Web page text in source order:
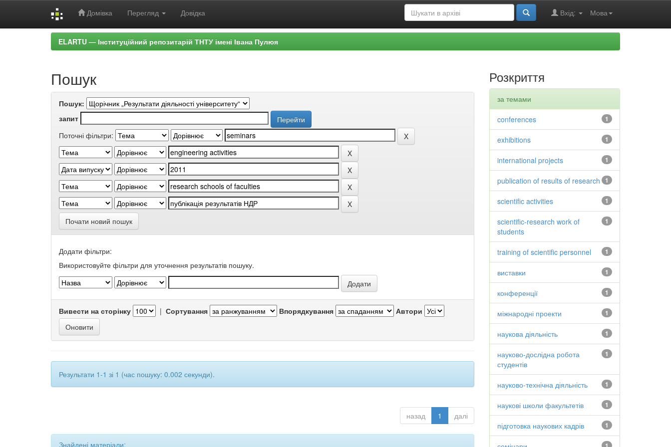
Домівка Перегляд Довідка Мова
Вхід:
ELARTU — Інституційний репозитарій ТНТУ імені Івана Пулюя
Пошук
Пошук:
запит
Поточні фільтри:
Почати новий пошук
Додати фільтри:
Використовуйте фільтри для уточнення результатів пошуку.
Вивести на сторінку | Сортування Впорядкування Автори
Результати 1-1 зі 1 (час пошуку: 0.002 секунди).
назад 1 далі
Знайдені матеріали:
Розкриття
за темами
1
conferences
1
exhibitions
1
international projects
1
publication of results of research
1
scientific activities
1
scientific-research work of
students
1
training of scientific personnel
1
виставки
1
конференції
1
міжнародні проекти
1
наукова діяльність
1
науково-дослідна робота
студентів
1
науково-технічна діяльність
1
наукові школи факультетів
1
підготовка наукових кадрів